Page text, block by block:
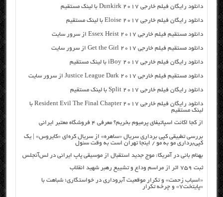
دانلود رایگان فیلم خارجی Dunkirk 2017 با لینک مستقیم
دانلود رایگان فیلم خارجی Eloise 2017 با لینک مستقیم
دانلود مستقیم فیلم خارجی Essex Heist 2017 از سرور سایت
دانلود مستقیم فیلم خارجی Get the Girl 2017 از سرور سایت
دانلود رایگان فیلم خارجی iBoy 2017 با لینک مستقیم
دانلود مستقیم فیلم خارجی Justice League Dark 2017 از سرور سایت
دانلود رایگان فیلم خارجی Split 2017 با لینک مستقیم
دانلود رایگان فیلم خارجی Resident Evil The Final Chapter 2017 با
لینک مستقیم
از کجا اکانت اسپاتیفای پرمیوم بخریم؟ معرفی ۴ فروشگاه معتبر ایرانی
بررسی تطبیقی کپی برداری سریال «ساهره» از سریال کره‌ای «کایروس» | یک
کپی‌برداری مو به مو / اینجا تهران است به وقت سئول
بهنام بانی در آمریکا: موج جدید استقبال از موسیقی پاپ ایرانی در لس‌آنجلس
ثبت ۷۵۹ اثر از مراسم وداع و تشییع رهبر شهید انقلاب
«اسباب زحمت» و تکرار موقعیت آبروداری در خواستگاری؛ شباهت با
«پایتخت۷» و چرخه تکرار